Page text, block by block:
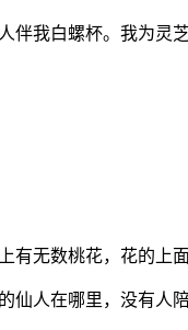
伴我白螺杯。我为灵
有无数桃花，花的上
仙人在哪里，没有人